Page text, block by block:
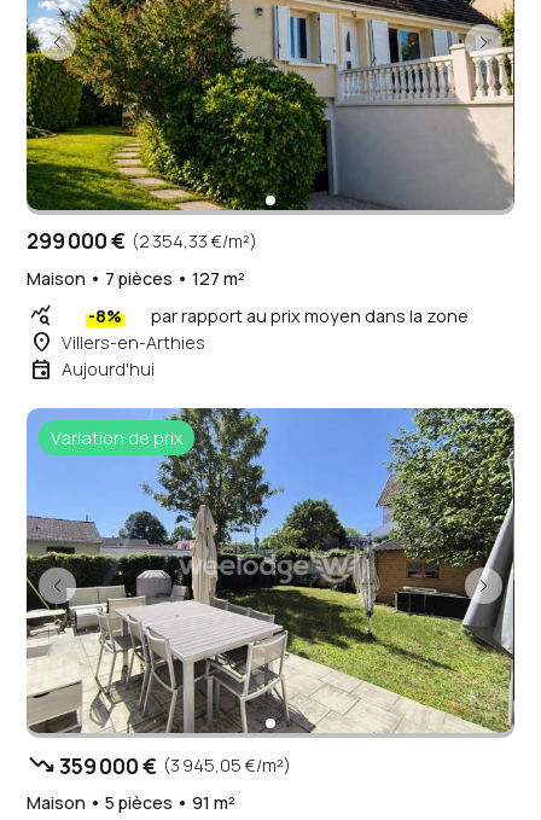
299 000 € (2 354,33 €/m²)
Maison • 7 pièces • 127 m²
query_stats -8% par rapport au prix moyen dans la zone
place Villers-en-Arthies
event Aujourd'hui
Variation de prix
trending_down359 000 € (3 945,05 €/m²)
Maison • 5 pièces • 91 m²